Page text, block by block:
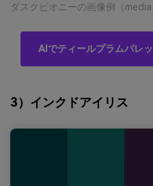
ダスクピオニーの画像例（
AIでティールプラムパレ
3）インクドアイリス